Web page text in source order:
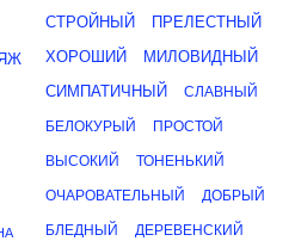
СТРОЙНЫЙ
ПРЕЛЕСТНЫЙ
ХОРОШИЙ
МИЛОВИДНЫЙ
СИМПАТИЧНЫЙ
СЛАВНЫЙ
БЕЛОКУРЫЙ ПРОСТОЙ
ВЫСОКИЙ ТОНЕНЬКИЙ
ОЧАРОВАТЕЛЬНЫЙ ДОБРЫЙ
БЛЕДНЫЙ ДЕРЕВЕНСКИЙ